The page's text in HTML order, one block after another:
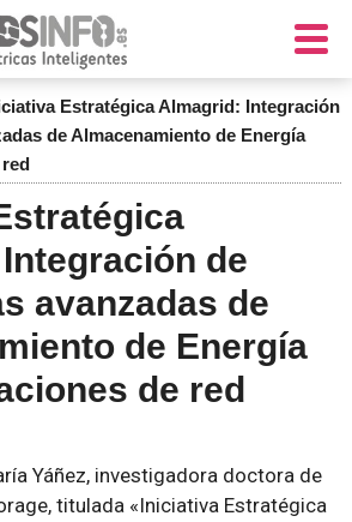
Estratégica Almagrid: Integración
de Almacenamiento de Energía
de
avanzadas de
de Energía
de red
Yáñez, investigadora doctora de
titulada «Iniciativa Estratégica